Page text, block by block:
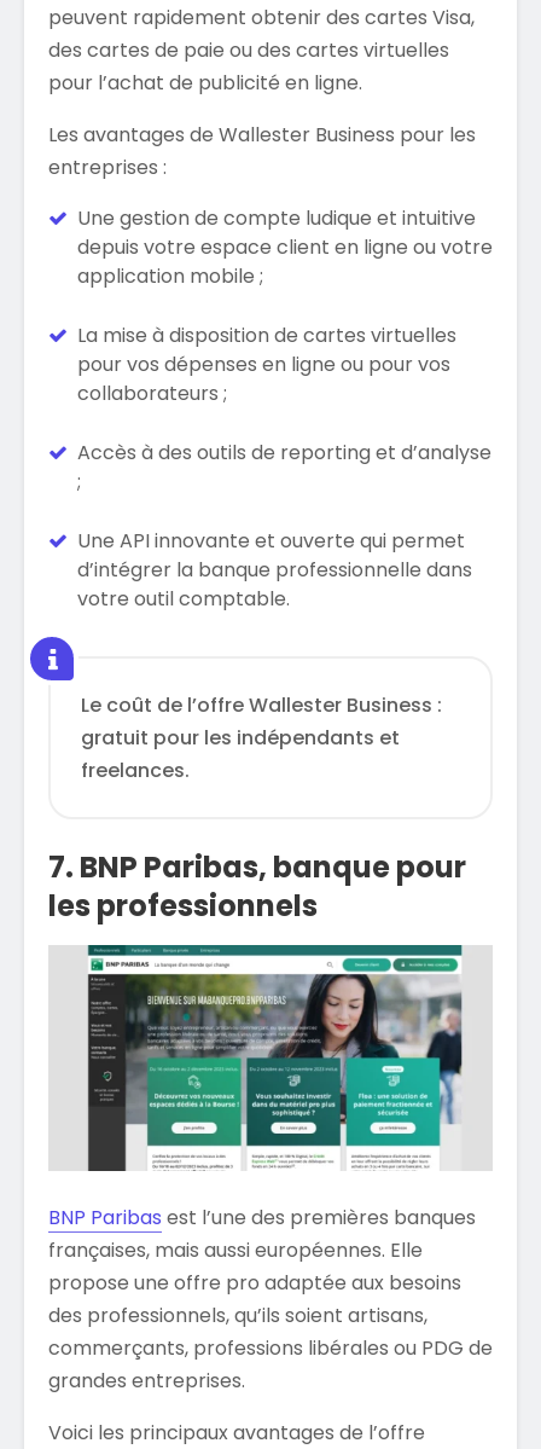
peuvent rapidement obtenir des cartes Visa,
des cartes de paie ou des cartes virtuelles
pour l’achat de publicité en ligne.
Les avantages de Wallester Business pour les
entreprises :
Une gestion de compte ludique et intuitive
depuis votre espace client en ligne ou votre
application mobile ;
La mise à disposition de cartes virtuelles
pour vos dépenses en ligne ou pour vos
collaborateurs ;
Accès à des outils de reporting et d’analyse
;
Une API innovante et ouverte qui permet
d’intégrer la banque professionnelle dans
votre outil comptable.
Le coût de l’offre Wallester Business :
gratuit pour les indépendants et
freelances.
7. BNP Paribas, banque pour
les professionnels
BNP Paribas est l’une des premières banques
françaises, mais aussi européennes. Elle
propose une offre pro adaptée aux besoins
des professionnels, qu’ils soient artisans,
commerçants, professions libérales ou PDG de
grandes entreprises.
Voici les principaux avantages de l’offre